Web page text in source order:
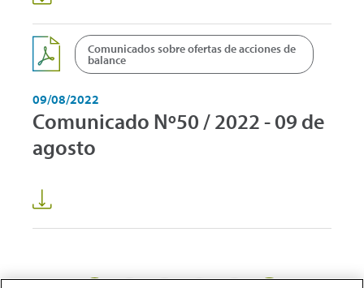
Comunicados sobre ofertas de acciones de
balance
09/08/2022
Comunicado Nº50 / 2022 - 09 de
agosto